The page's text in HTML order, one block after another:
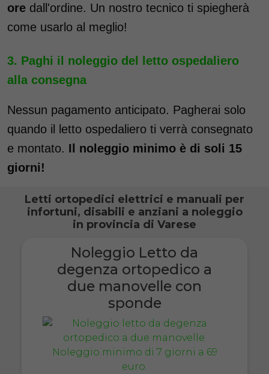
ore dall'ordine. Un nostro tecnico ti spiegherà
come usarlo al meglio!
Paghi il noleggio del letto ospedaliero
alla consegna
Nessun pagamento anticipato. Pagherai solo
quando il letto ospedaliero ti verrà consegnato
e montato. Il noleggio minimo è di soli 15
giorni!
Letti ortopedici elettrici e manuali per
infortuni, disabili e anziani a noleggio
in provincia di Varese
Noleggio Letto da
degenza ortopedico a
due manovelle con
sponde